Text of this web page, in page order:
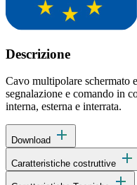
Descrizione
Cavo multipolare schermato
segnalazione e comando in
interna, esterna e interrata.
Download add
Caratteristiche costruttive add